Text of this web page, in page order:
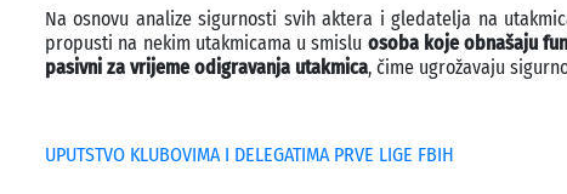
Na osnovu analize sigurnosti svih aktera i gledatelja na
propusti na nekim utakmicama u smislu osoba koje obnašaju
pasivni za vrijeme odigravanja utakmica, čime ugrožavaju
UPUTSTVO KLUBOVIMA I DELEGATIMA PRVE LIGE FBIH